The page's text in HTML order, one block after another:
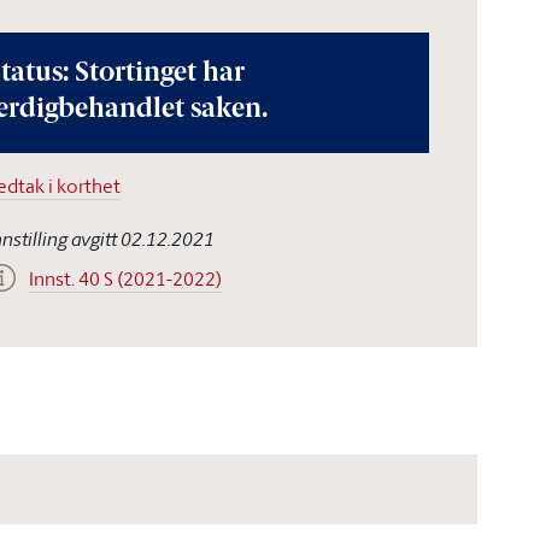
Stortinget har
saken.
i korthet
avgitt 02.12.2021
Innst. 40 S (2021-2022)